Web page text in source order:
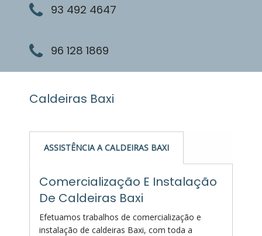
93 492 4647
96 128 1869
Caldeiras Baxi
ASSISTÊNCIA A CALDEIRAS BAXI
Comercialização E Instalação
De Caldeiras Baxi
Efetuamos trabalhos de comercialização e
instalação de caldeiras Baxi, com toda a